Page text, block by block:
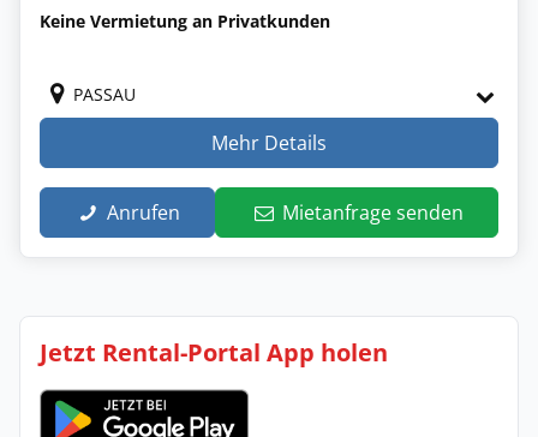
Keine Vermietung an Privatkunden
PASSAU
Mehr Details
Anrufen Mietanfrage senden
Jetzt Rental-Portal App holen